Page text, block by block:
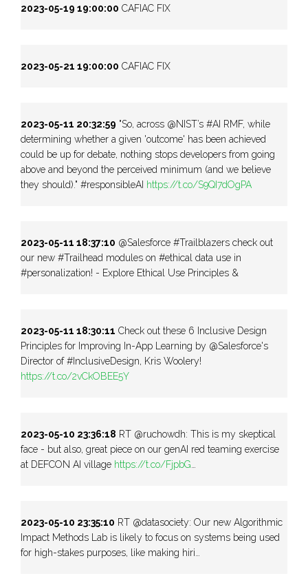
2023-05-19 19:00:00 CAFIAC FIX
2023-05-21 19:00:00 CAFIAC FIX
2023-05-11 20:32:59 "So, across @NIST’s #AI RMF, while
determining whether a given 'outcome' has been achieved
could be up for debate, nothing stops developers from going
above and beyond the perceived minimum (and we believe
they should)." #responsibleAI https://t.co/S9QI7dOgPA
2023-05-11 18:37:10 @Salesforce #Trailblazers check out
our new #Trailhead modules on #ethical data use in
#personalization! - Explore Ethical Use Principles &
2023-05-11 18:30:11 Check out these 6 Inclusive Design
Principles for Improving In-App Learning by @Salesforce's
Director of #InclusiveDesign, Kris Woolery!
https://t.co/2vCkOBEE5Y
2023-05-10 23:36:18 RT @ruchowdh: This is my skeptical
face - but also, great piece on our genAI red teaming exercise
at DEFCON AI village https://t.co/FjpbG
2023-05-10 23:35:10 RT @datasociety: Our new Algorithmic
Impact Methods Lab is likely to focus on systems being used
for high-stakes purposes, like making hiri…